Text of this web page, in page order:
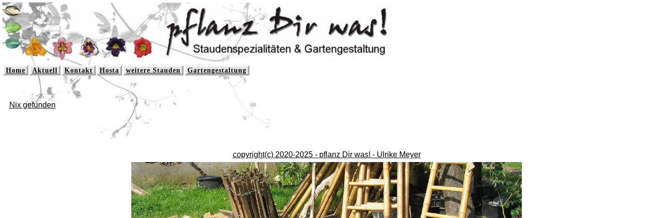
Home Aktuell Kontakt Hosta weitere Stauden Gartengestaltung
Nix gefunden
copyright(c) 2020-2025 - pflanz Dir was! - Ulrike Meyer